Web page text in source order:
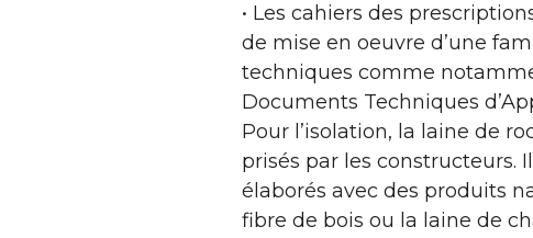
• Les cahiers des
de mise en oeuvre d’une
techniques comme
Documents Techniques
Pour l’isolation, la laine de
prisés par les constructeurs.
élaborés avec des produits
fibre de bois ou la laine de